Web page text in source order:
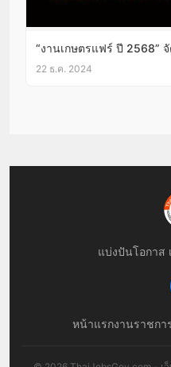
“งานเกษตรแฟร์ ปี 2568”
22 ธ.ค. 2024
แบ่งปันโอกาส
หน้าแรกงานราชกา